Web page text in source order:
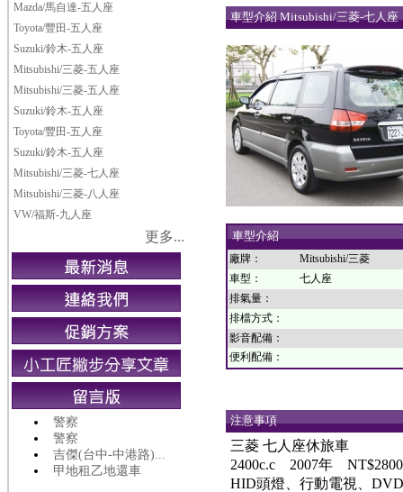
Mazda/馬自達-五人座
Toyota/豐田-五人座
Suzuki/鈴木-五人座
Mitsubishi/三菱-五人座
Mitsubishi/三菱-五人座
Suzuki/鈴木-五人座
Toyota/豐田-五人座
Suzuki/鈴木-五人座
Mitsubishi/三菱-七人座
Mitsubishi/三菱-八人座
VW/福斯-九人座
更多...
警察
警察
吉傑(台中-中港路)...
甲地租乙地還車
車型介紹 Mitsubishi/三菱-七人座
車型介紹
廠牌：
Mitsubishi/三菱
車型：
七人座
排氣量：
排檔方式：
影音配備：
便利配備：
注意事項
三菱 七人座休旅車
2400c.c 2007年 NT$2800
HID頭燈、行動電視、